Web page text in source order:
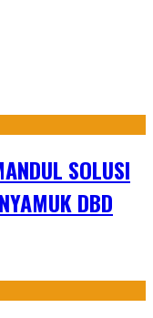
SOLUSI
DBD